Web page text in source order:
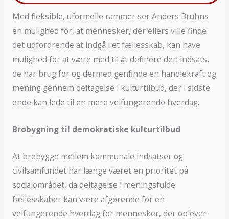
Med fleksible, uformelle rammer ser Anders Bruhns
en mulighed for, at mennesker, der ellers ville finde
det udfordrende at indgå i et fællesskab, kan have
mulighed for at være med til at definere den indsats,
de har brug for og dermed genfinde en handlekraft og
mening gennem deltagelse i kulturtilbud, der i sidste
ende kan lede til en mere velfungerende hverdag.
Brobygning til demokratiske kulturtilbud
At brobygge mellem kommunale indsatser og
civilsamfundet har længe været en prioritet på
socialområdet, da deltagelse i meningsfulde
fællesskaber kan være afgørende for en
velfungerende hverdag for mennesker, der oplever